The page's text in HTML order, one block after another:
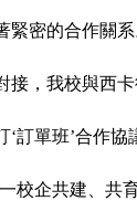
緊密的合作關
接，我校與西
訂單班’合作協
校企共建、共